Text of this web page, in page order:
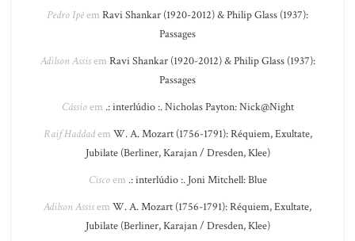
Pedro Ipêem Ravi Shankar (1920-2012) & Philip Glass (1937):
Passages
Adilson Assisem Ravi Shankar (1920-2012) & Philip Glass (1937):
Passages
Cássioem .: interlúdio :. Nicholas Payton: Nick@Night
Raif Haddadem W. A. Mozart (1756-1791): Réquiem, Exultate,
Jubilate (Berliner, Karajan / Dresden, Klee)
Ciscoem .: interlúdio :. Joni Mitchell: Blue
Adilson Assisem W. A. Mozart (1756-1791): Réquiem, Exultate,
Jubilate (Berliner, Karajan / Dresden, Klee)